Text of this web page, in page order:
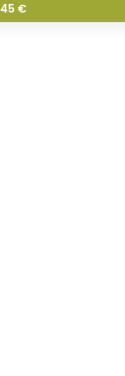
45 €